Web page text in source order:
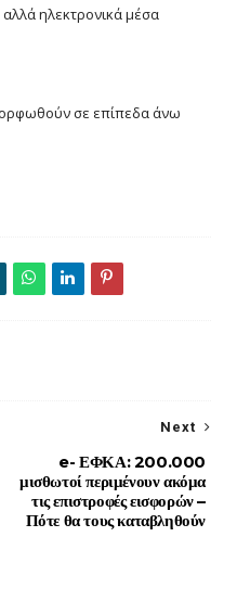
ηλεκτρονικά μέσα
σε επίπεδα άνω
Next
e- ΕΦΚΑ: 200.000
μισθωτοί περιμένουν ακόμα
τις επιστροφές εισφορών –
Πότε θα τους καταβληθούν